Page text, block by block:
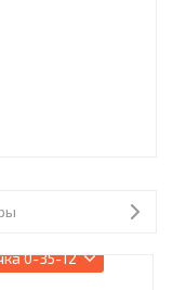
0-35-12